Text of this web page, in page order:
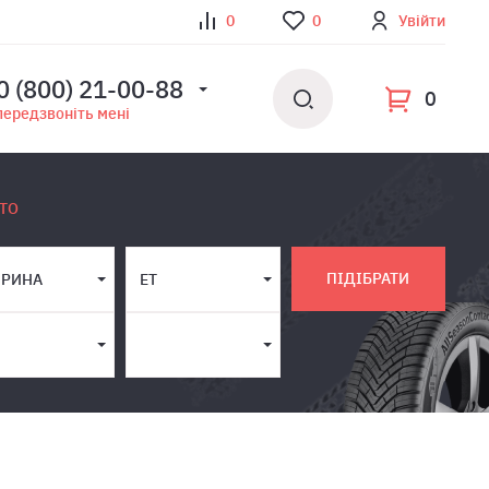
0 0 Увійти
(800) 21-00-88
мені
0
ET ПІДІБРАТИ